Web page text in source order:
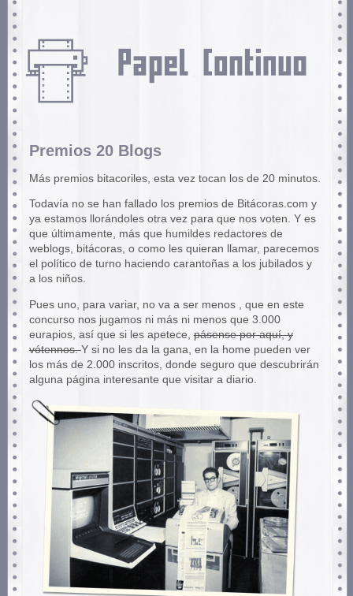
Premios 20 Blogs
Más premios bitacoriles, esta vez tocan los de 20 minutos.
Todavía no se han fallado los premios de Bitácoras.com y
ya estamos llorándoles otra vez para que nos voten. Y es
que últimamente, más que humildes redactores de
weblogs, bitácoras, o como les quieran llamar, parecemos
el político de turno haciendo carantoñas a los jubilados y
a los niños.
Pues uno, para variar, no va a ser menos , que en este
concurso nos jugamos ni más ni menos que 3.000
eurapios, así que si les apetece, pásense por aquí, y
vótennos.Y si no les da la gana, en la home pueden ver
los más de 2.000 inscritos, donde seguro que descubrirán
alguna página interesante que visitar a diario.